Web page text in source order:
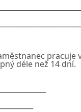
déle než 14 dní.